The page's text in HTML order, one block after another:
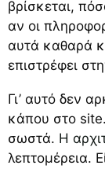
βρίσκεται,
αν οι
αυτά καθαρά
επιστρέφει
Γι’ αυτό δεν
κάπου στο
σωστά. Η
λεπτομέρεια.